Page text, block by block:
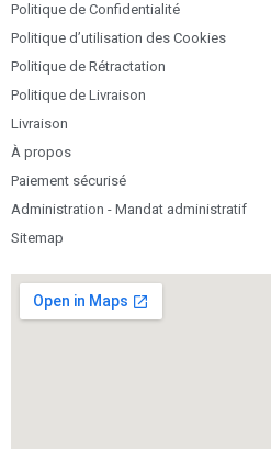
Politique de Confidentialité
Politique d’utilisation des Cookies
Politique de Rétractation
Politique de Livraison
Livraison
À propos
Paiement sécurisé
Administration - Mandat administratif
Sitemap